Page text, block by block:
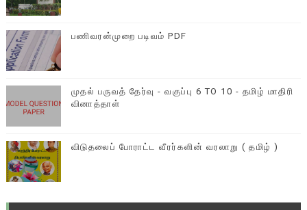
பணிவரன்முறை படிவம் PDF
முதல் பருவத் தேர்வு - வகுப்பு 6 TO 10 - தமிழ் மாதிரி
வினாத்தாள்
விடுதலைப் போராட்ட வீரர்களின் வரலாறு ( தமிழ் )